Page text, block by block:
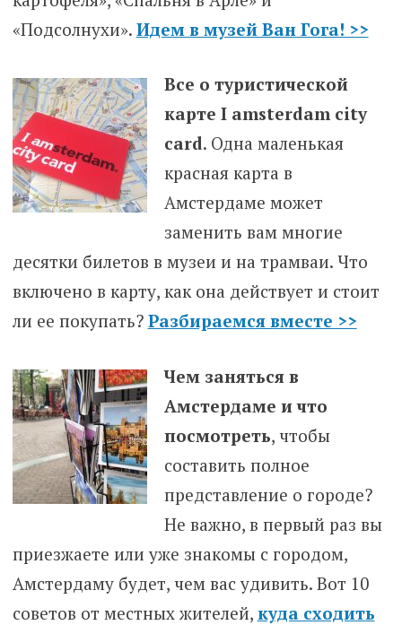
«Подсолнухи». Идем в музей Ван Гога! >>
Все о туристической
карте I amsterdam city
card. Одна маленькая
красная карта в
Амстердаме может
заменить вам многие
десятки билетов в музеи и на трамваи. Что
включено в карту, как она действует и стоит
ли ее покупать? Разбираемся вместе >>
Чем заняться в
Амстердаме и что
посмотреть, чтобы
составить полное
представление о городе?
Не важно, в первый раз вы
приезжаете или уже знакомы с городом,
Амстердаму будет, чем вас удивить. Вот 10
советов от местных жителей, куда сходить